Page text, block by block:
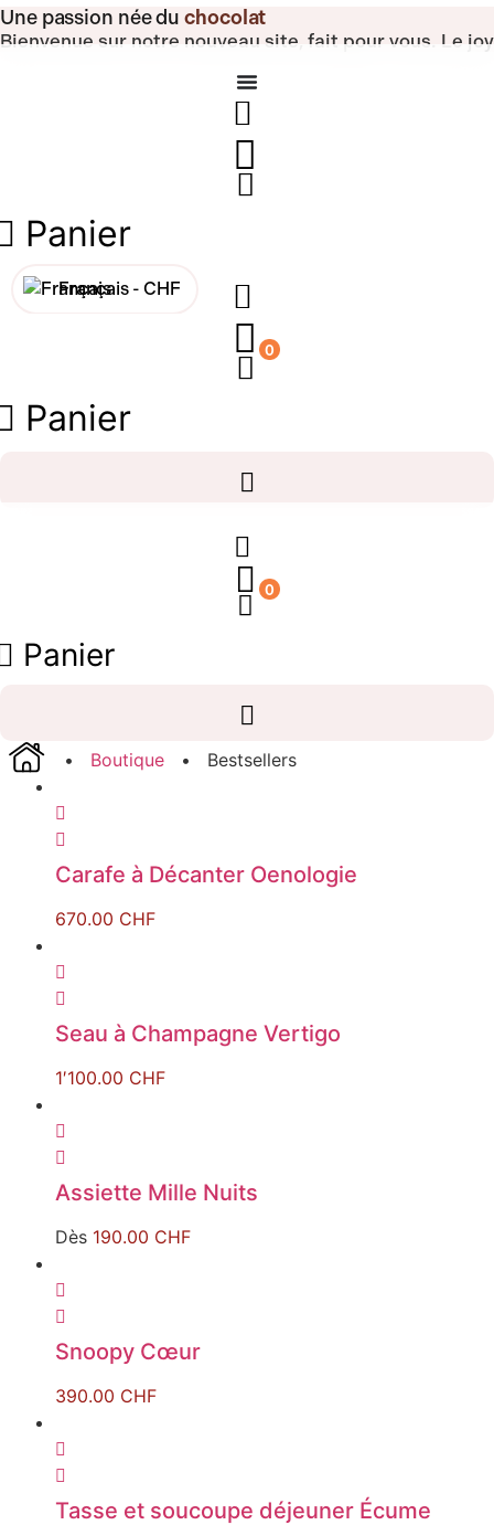
Aller
au
Une passion née duchocolat
Bienvenue sur notre nouveau site, fait pour vous. Le
Panier
Français - CHF
0
Panier
0
Panier
• Boutique • Bestsellers
Carafe à Décanter Oenologie
670.00 CHF
Seau à Champagne Vertigo
1′100.00 CHF
Assiette Mille Nuits
Dès 190.00 CHF
Snoopy Cœur
390.00 CHF
Tasse et soucoupe déjeuner Écume